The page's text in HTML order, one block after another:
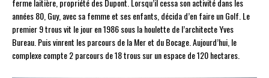
ferme laitière, propriété des Dupont. Lorsqu’il cessa son activité dans les
années 80, Guy, avec sa femme et ses enfants, décida d’en faire un Golf. Le
premier 9 trous vit le jour en 1986 sous la houlette de l’architecte Yves
Bureau. Puis vinrent les parcours de la Mer et du Bocage. Aujourd’hui, le
complexe compte 2 parcours de 18 trous sur un espace de 120 hectares.